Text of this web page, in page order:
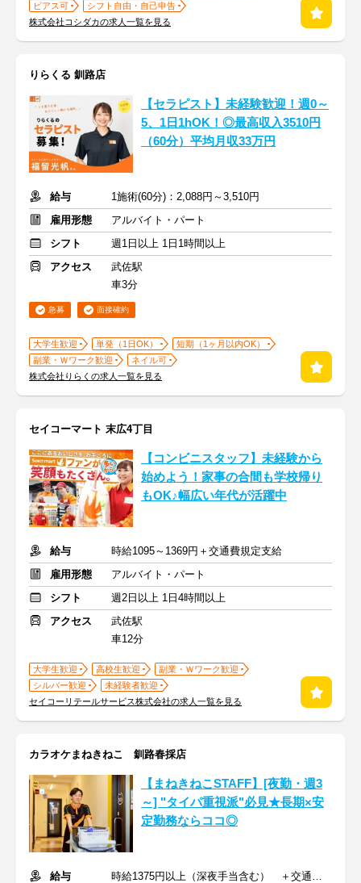
ピアス可
シフト自由・自己申告
株式会社コシダカの求人一覧を見る
りらくる 釧路店
【セラピスト】未経験歓迎！週0～
5、1日1hOK！◎最高収入3510円
（60分）平均月収33万円
給与
1施術(60分)：2,088円～3,510円
雇用形態
アルバイト・パート
シフト
週1日以上 1日1時間以上
アクセス
武佐駅
車3分
急募 面接確約
大学生歓迎 単発（1日OK）
短期（1ヶ月以内OK）
副業・Ｗワーク歓迎
ネイル可
株式会社りらくの求人一覧を見る
セイコーマート 末広4丁目
【コンビニスタッフ】未経験から
始めよう！家事の合間も学校帰り
もOK♪幅広い年代が活躍中
給与
時給1095～1369円＋交通費規定支給
雇用形態
アルバイト・パート
シフト
週2日以上 1日4時間以上
アクセス
武佐駅
車12分
大学生歓迎 高校生歓迎
副業・Ｗワーク歓迎
シルバー歓迎
未経験者歓迎
セイコーリテールサービス株式会社の求人一覧を見る
カラオケまねきねこ 釧路春採店
【まねきねこSTAFF】[夜勤・週3
～] "タイパ重視派"必見★長期×安
定勤務ならココ◎
給与
時給1375円以上（深夜手当含む） ＋交通費支給